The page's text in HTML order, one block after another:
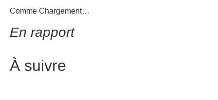
Comme Chargement…
En rapport
À suivre